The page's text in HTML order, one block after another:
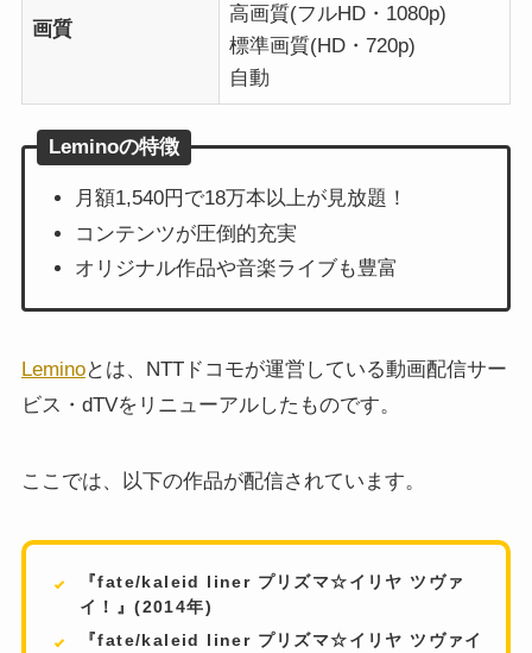
画質
高画質(フルHD・1080p)
標準画質(HD・720p)
自動
Leminoの特徴
月額1,540円で18万本以上が見放題！
コンテンツが圧倒的充実
オリジナル作品や音楽ライブも豊富
Leminoとは、NTTドコモが運営している動画配信サー
ビス・dTVをリニューアルしたものです。
ここでは、以下の作品が配信されています。
『fate/kaleid liner プリズマ☆イリヤ ツヴァ
イ！』(2014年)
『fate/kaleid liner プリズマ☆イリヤ ツヴァイ